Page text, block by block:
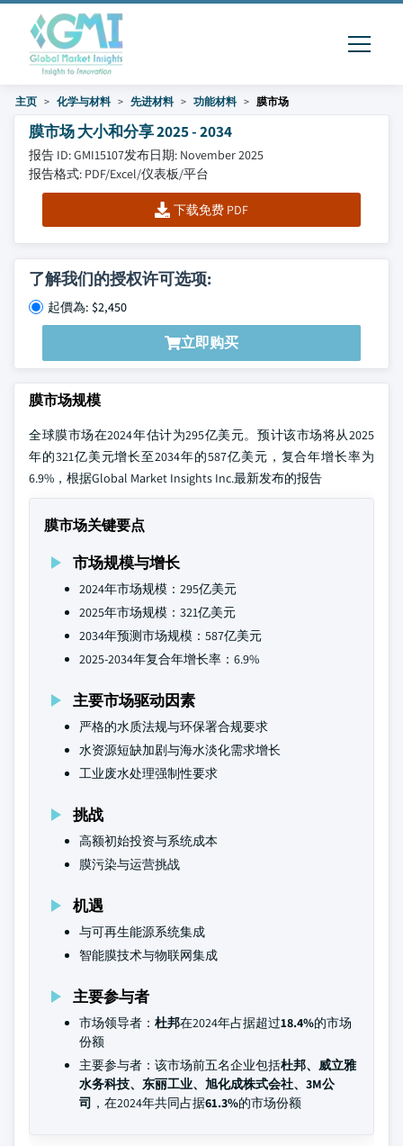
主页 化学与材料 先进材料 功能材料 膜市场
膜市场 大小和分享 2025 - 2034
报告 ID: GMI15107发布日期: November 2025
报告格式: PDF/Excel/仪表板/平台
下载免费 PDF
了解我们的授权许可选项:
起價為: $2,450
立即购买
膜市场规模
全球膜市场在2024年估计为295亿美元。预计该市场将从2025
年的321亿美元增长至2034年的587亿美元，复合年增长率为
6.9%，根据Global Market Insights Inc.最新发布的报告
膜市场关键要点
市场规模与增长
2024年市场规模：295亿美元
2025年市场规模：321亿美元
2034年预测市场规模：587亿美元
2025-2034年复合年增长率：6.9%
主要市场驱动因素
严格的水质法规与环保署合规要求
水资源短缺加剧与海水淡化需求增长
工业废水处理强制性要求
挑战
高额初始投资与系统成本
膜污染与运营挑战
机遇
与可再生能源系统集成
智能膜技术与物联网集成
主要参与者
市场领导者： 杜邦在2024年占据超过18.4%的市场
份额
主要参与者：该市场前五名企业包括杜邦、威立雅
水务科技、东丽工业、旭化成株式会社、3M公
司 ，在2024年共同占据61.3%的市场份额